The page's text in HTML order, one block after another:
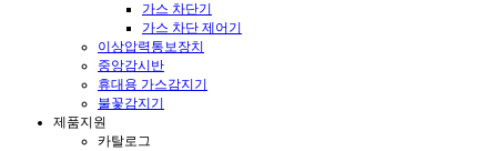
가스 차단기
가스 차단 제어기
이상압력통보장치
중앙감시반
휴대용 가스감지기
불꽃감지기
제품지원
카탈로그